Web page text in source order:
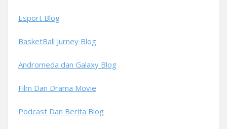
Esport Blog
BasketBall Jurney Blog
Andromeda dan Galaxy Blog
Film Dan Drama Movie
Podcast Dan Berita Blog